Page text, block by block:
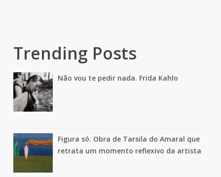
Trending Posts
Não vou te pedir nada. Frida Kahlo
Figura só. Obra de Tarsila do Amaral que
retrata um momento reflexivo da artista